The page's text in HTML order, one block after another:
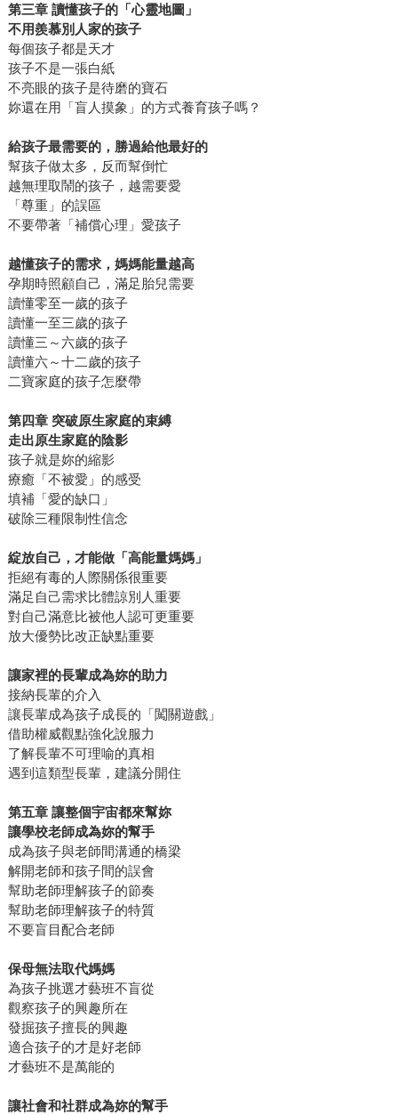
第三章 讀懂孩子的「心靈地圖」
不用羨慕別人家的孩子
每個孩子都是天才
孩子不是一張白紙
不亮眼的孩子是待磨的寶石
妳還在用「盲人摸象」的方式養育孩子嗎？
給孩子最需要的，勝過給他最好的
幫孩子做太多，反而幫倒忙
越無理取鬧的孩子，越需要愛
「尊重」的誤區
不要帶著「補償心理」愛孩子
越懂孩子的需求，媽媽能量越高
孕期時照顧自己，滿足胎兒需要
讀懂零至一歲的孩子
讀懂一至三歲的孩子
讀懂三～六歲的孩子
讀懂六～十二歲的孩子
二寶家庭的孩子怎麼帶
第四章 突破原生家庭的束縛
走出原生家庭的陰影
孩子就是妳的縮影
療癒「不被愛」的感受
填補「愛的缺口」
破除三種限制性信念
綻放自己，才能做「高能量媽媽」
拒絕有毒的人際關係很重要
滿足自己需求比體諒別人重要
對自己滿意比被他人認可更重要
放大優勢比改正缺點重要
讓家裡的長輩成為妳的助力
接納長輩的介入
讓長輩成為孩子成長的「闖關遊戲」
借助權威觀點強化說服力
了解長輩不可理喻的真相
遇到這類型長輩，建議分開住
第五章 讓整個宇宙都來幫妳
讓學校老師成為妳的幫手
成為孩子與老師間溝通的橋梁
解開老師和孩子間的誤會
幫助老師理解孩子的節奏
幫助老師理解孩子的特質
不要盲目配合老師
保母無法取代媽媽
為孩子挑選才藝班不盲從
觀察孩子的興趣所在
發掘孩子擅長的興趣
適合孩子的才是好老師
才藝班不是萬能的
讓社會和社群成為妳的幫手